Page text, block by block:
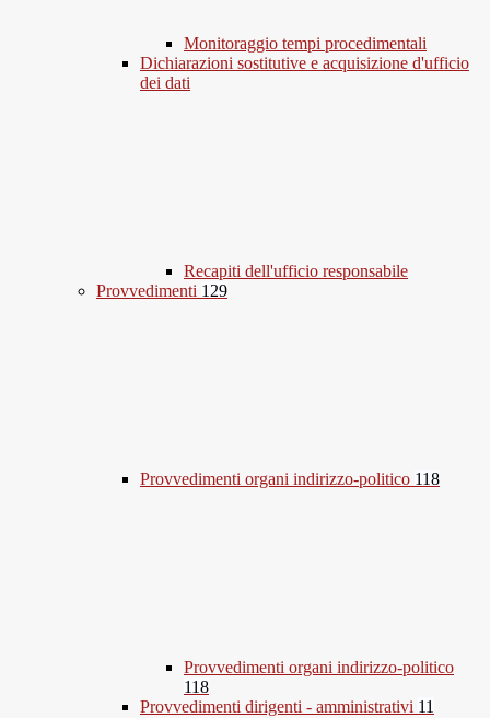
Monitoraggio tempi procedimentali
Dichiarazioni sostitutive e acquisizione d'ufficio
dei dati
Recapiti dell'ufficio responsabile
Provvedimenti 129
Provvedimenti organi indirizzo-politico 118
Provvedimenti organi indirizzo-politico
118
Provvedimenti dirigenti - amministrativi 11